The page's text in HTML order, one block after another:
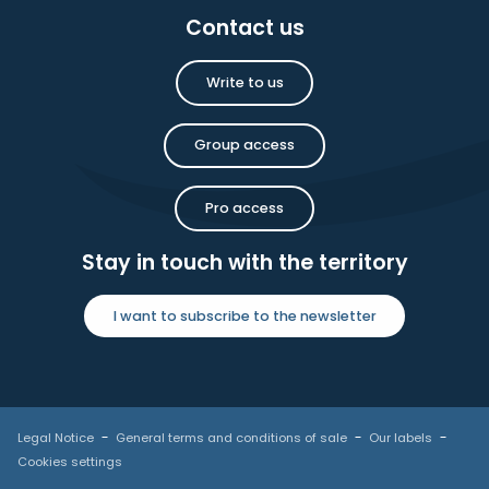
Contact us
Write to us
Group access
Pro access
Stay in touch with the territory
I want to subscribe to the newsletter
Legal Notice General terms and conditions of sale
Our labels
Cookies settings